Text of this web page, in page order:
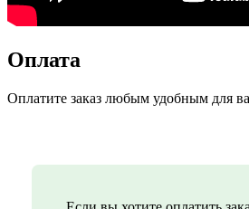
Оплата
Оплатите заказ любым удобным для